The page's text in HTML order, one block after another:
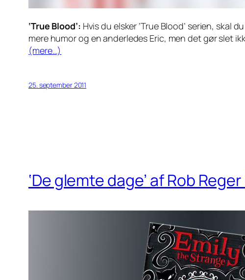
‘True Blood’: Hvis du elsker ’True Blood’ serien, skal
mere humor og en anderledes Eric, men det gør slet
(mere…)
25. september 2011
‘De glemte dage’ af Rob